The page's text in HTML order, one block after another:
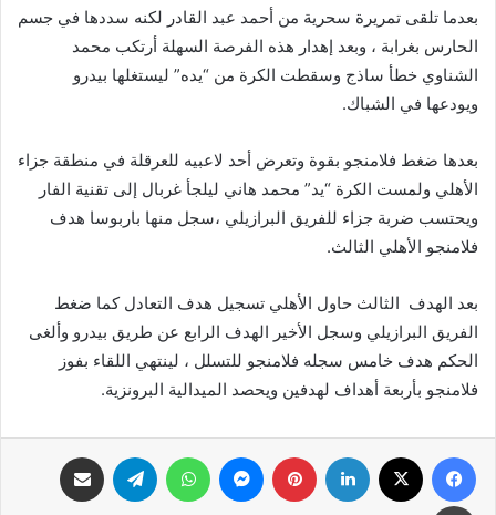
بعدما تلقى تمريرة سحرية من أحمد عبد القادر لكنه سددها في جسم
الحارس بغرابة ، وبعد إهدار هذه الفرصة السهلة أرتكب محمد
الشناوي خطأ ساذج وسقطت الكرة من “يده” ليستغلها بيدرو
ويودعها في الشباك.
بعدها ضغط فلامنجو بقوة وتعرض أحد لاعبيه للعرقلة في منطقة جزاء
الأهلي ولمست الكرة “يد” محمد هاني ليلجأ غربال إلى تقنية الفار
ويحتسب ضربة جزاء للفريق البرازيلي ،سجل منها باربوسا هدف
فلامنجو الأهلي الثالث.
بعد الهدف الثالث حاول الأهلي تسجيل هدف التعادل كما ضغط
الفريق البرازيلي وسجل الأخير الهدف الرابع عن طريق بيدرو وألغى
الحكم هدف خامس سجله فلامنجو للتسلل ، لينتهي اللقاء بفوز
فلامنجو بأربعة أهداف لهدفين ويحصد الميدالية البرونزية.
فيسبوك لينكدإن بينتيريست ماسنجر واتساب تيلقرام
طباعة